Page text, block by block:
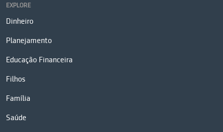
EXPLORE
Dinheiro
Planejamento
Educação Financeira
Filhos
Família
Saúde